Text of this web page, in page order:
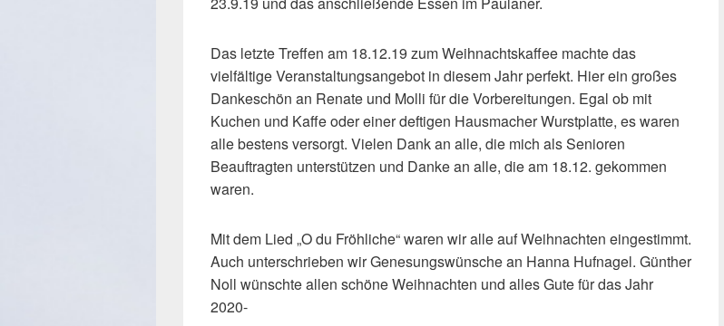
Das letzte Treffen am 18.12.19 zum Weihnachtskaffee machte das
vielfältige Veranstaltungsangebot in diesem Jahr perfekt. Hier ein großes
Dankeschön an Renate und Molli für die Vorbereitungen. Egal ob mit
Kuchen und Kaffe oder einer deftigen Hausmacher Wurstplatte, es waren
alle bestens versorgt. Vielen Dank an alle, die mich als Senioren
Beauftragten unterstützen und Danke an alle, die am 18.12. gekommen
waren.
Mit dem Lied „O du Fröhliche“ waren wir alle auf Weihnachten eingestimmt.
Auch unterschrieben wir Genesungswünsche an Hanna Hufnagel. Günther
Noll wünschte allen schöne Weihnachten und alles Gute für das Jahr
2020-